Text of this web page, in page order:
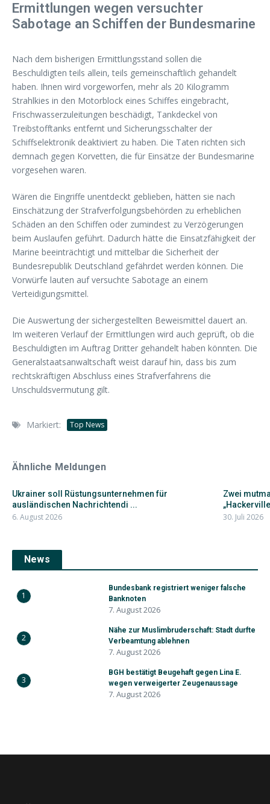
Ermittlungen wegen versuchter
Sabotage an Schiffen der Bundesmarine
Nach dem bisherigen Ermittlungsstand sollen die
Beschuldigten teils allein, teils gemeinschaftlich gehandelt
haben. Ihnen wird vorgeworfen, mehr als 20 Kilogramm
Strahlkies in den Motorblock eines Schiffes eingebracht,
Frischwasserzuleitungen beschädigt, Tankdeckel von
Treibstofftanks entfernt und Sicherungsschalter der
Schiffselektronik deaktiviert zu haben. Die Taten richten sich
demnach gegen Korvetten, die für Einsätze der Bundesmarine
vorgesehen waren.
Wären die Eingriffe unentdeckt geblieben, hätten sie nach
Einschätzung der Strafverfolgungsbehörden zu erheblichen
Schäden an den Schiffen oder zumindest zu Verzögerungen
beim Auslaufen geführt. Dadurch hätte die Einsatzfähigkeit der
Marine beeinträchtigt und mittelbar die Sicherheit der
Bundesrepublik Deutschland gefährdet werden können. Die
Vorwürfe lauten auf versuchte Sabotage an einem
Verteidigungsmittel.
Die Auswertung der sichergestellten Beweismittel dauert an.
Im weiteren Verlauf der Ermittlungen wird auch geprüft, ob die
Beschuldigten im Auftrag Dritter gehandelt haben könnten. Die
Generalstaatsanwaltschaft weist darauf hin, dass bis zum
rechtskräftigen Abschluss eines Strafverfahrens die
Unschuldsvermutung gilt.
Markiert: Top News
Ähnliche Meldungen
Ukrainer soll Rüstungsunternehmen für
ausländischen Nachrichtendi ...
6. August 2026
Zwei
30. Juli 2026
News
1
Bundesbank registriert weniger falsche
Banknoten
7. August 2026
2
Nähe zur Muslimbruderschaft: Stadt durfte
Verbeamtung ablehnen
7. August 2026
3
BGH bestätigt Beugehaft gegen Lina E.
wegen verweigerter Zeugenaussage
7. August 2026